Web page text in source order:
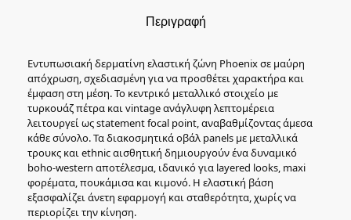
Περιγραφή
Εντυπωσιακή δερματίνη ελαστική ζώνη Phoenix σε μαύρη
απόχρωση, σχεδιασμένη για να προσθέτει χαρακτήρα και
έμφαση στη μέση. Το κεντρικό μεταλλικό στοιχείο με
τυρκουάζ πέτρα και vintage ανάγλυφη λεπτομέρεια
λειτουργεί ως statement focal point, αναβαθμίζοντας άμεσα
κάθε σύνολο. Τα διακοσμητικά οβάλ panels με μεταλλικά
τρουκς και ethnic αισθητική δημιουργούν ένα δυναμικό
boho-western αποτέλεσμα, ιδανικό για layered looks, maxi
φορέματα, πουκάμισα και κιμονό. Η ελαστική βάση
εξασφαλίζει άνετη εφαρμογή και σταθερότητα, χωρίς να
περιορίζει την κίνηση.